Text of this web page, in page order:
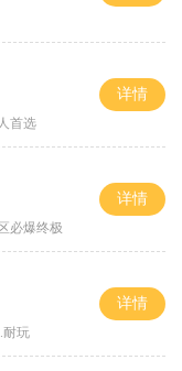
首选
详情
必爆终极
详情
耐玩
详情